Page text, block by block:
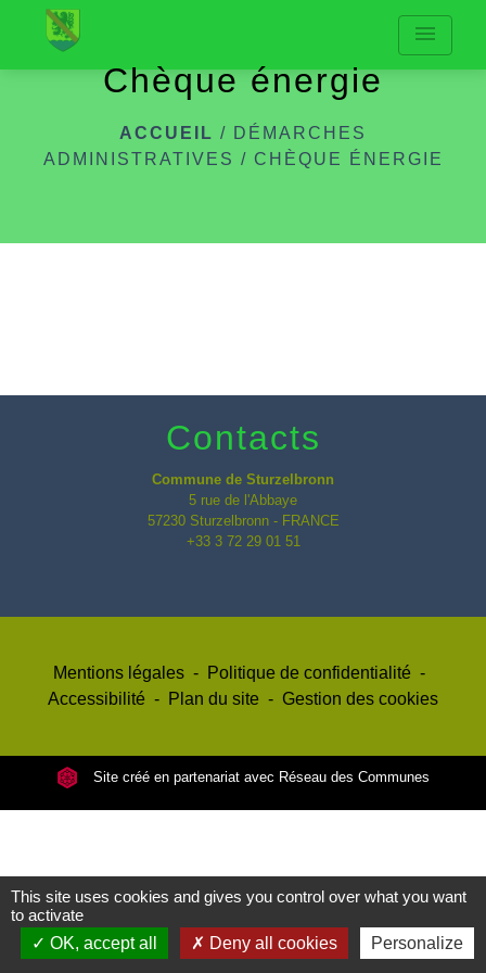
menu
Chèque énergie
ACCUEIL / DÉMARCHES
ADMINISTRATIVES / CHÈQUE ÉNERGIE
Contacts
Commune de Sturzelbronn
5 rue de l'Abbaye
57230 Sturzelbronn - FRANCE
+33 3 72 29 01 51
Mentions légales - Politique de confidentialité -
Accessibilité - Plan du site - Gestion des cookies
Site créé en partenariat avec Réseau des Communes
This site uses cookies and gives you control over what you want
to activate
OK, accept all
Deny all cookies Personalize